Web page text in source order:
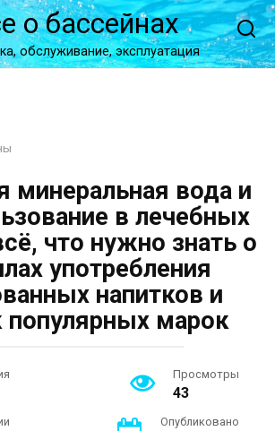
о бассейнах
обслуживание, эксплуатация
минеральная вода и
в лечебных
что нужно знать о
употребления
напитков и
популярных марок
Просмотры
43
Опубликовано